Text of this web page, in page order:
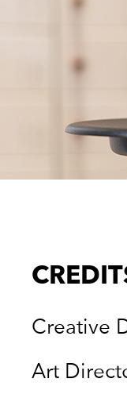
Creative
Art